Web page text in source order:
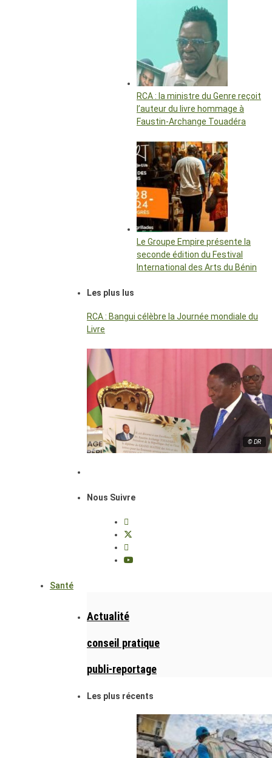
RCA : la ministre du Genre reçoit
l’auteur du livre hommage à
Faustin-Archange Touadéra
Le Groupe Empire présente la
seconde édition du Festival
International des Arts du Bénin
Les plus lus
RCA : Bangui célèbre la Journée mondiale du
Livre
© DR
Nous Suivre
Santé
Actualité
conseil pratique
publi-reportage
Les plus récents